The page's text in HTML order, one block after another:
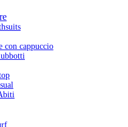
con cappuccio